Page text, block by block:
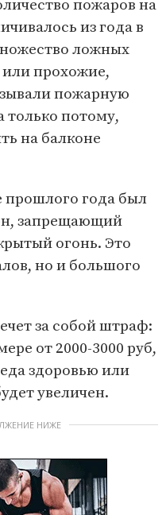
пожаров на
из года в
ложных
прохожие,
пожарную
только потому,
на балконе
прошлого года был
запрещающий
огонь. Это
но и большого
за собой штраф:
от 2000-3000 руб,
здоровью или
увеличен.
НИЖЕ